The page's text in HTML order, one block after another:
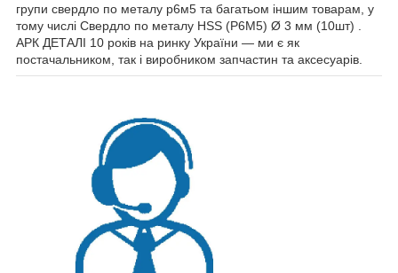
групи свердло по металу р6м5 та багатьом іншим товарам, у
тому числі Свердло по металу HSS (P6M5) Ø 3 мм (10шт) .
АРК ДЕТАЛІ 10 років на ринку України — ми є як
постачальником, так і виробником запчастин та аксесуарів.